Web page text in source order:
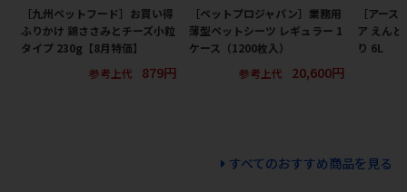
［九州ペットフード］お買い得
ふりかけ 鶏ささみとチーズ小粒
タイプ 230g【8月特価】
参考上代
879円
［ペットプロジャパン］業務用
薄型ペットシーツ レギュラー 1
ケース（1200枚入）
参考上代
20,600円
［アー
ア えん
り 6L
すべてのおすすめ商品を見る